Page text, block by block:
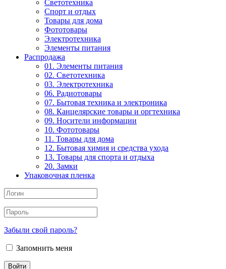
Светотехника
Спорт и отдых
Товары для дома
Фототовары
Электротехника
Элементы питания
Распродажа
01. Элементы питания
02. Светотехника
03. Электротехника
06. Радиотовары
07. Бытовая техника и электроника
08. Канцелярские товары и оргтехника
09. Носители информации
10. Фототовары
11. Товары для дома
12. Бытовая химия и средства ухода
13. Товары для спорта и отдыха
20. Замки
Упаковочная пленка
Забыли свой пароль?
Запомнить меня